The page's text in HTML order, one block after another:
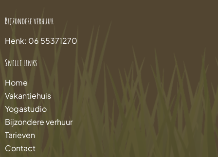
Bijzondere verhuur
Henk: 06 55371270
Snelle links
Home
Vakantiehuis
Yogastudio
Bijzondere verhuur
Tarieven
Contact